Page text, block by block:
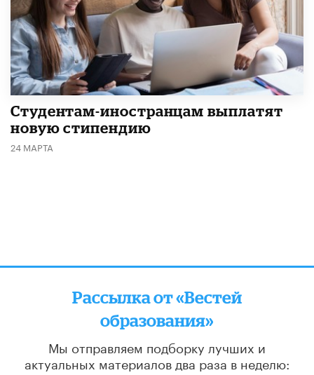
Студентам-иностранцам выплатят
новую стипендию
24 МАРТА
Рассылка от «Вестей
образования»
Мы отправляем подборку лучших и
актуальных материалов два раза в неделю: